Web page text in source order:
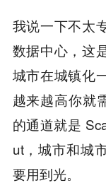
我说一下不太
数据中心，这
城市在城镇化
越来越高你就
的通道就是
ut，城市和城
要用到光。